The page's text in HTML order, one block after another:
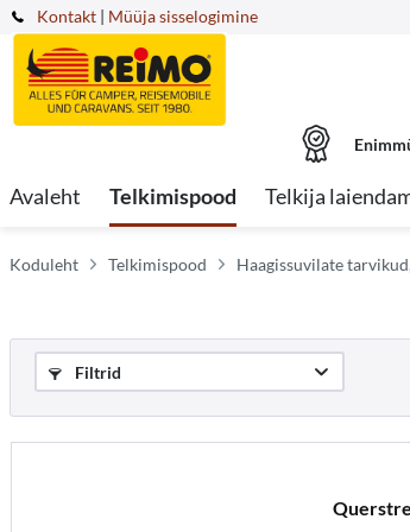
Kontakt | Müüja sisselogimine
Avaleht Telkimispood Telkija
Koduleht Telkimispood Haagissuvilate
Filtrid